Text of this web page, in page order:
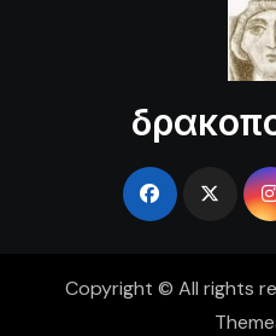
Copyright © All rights